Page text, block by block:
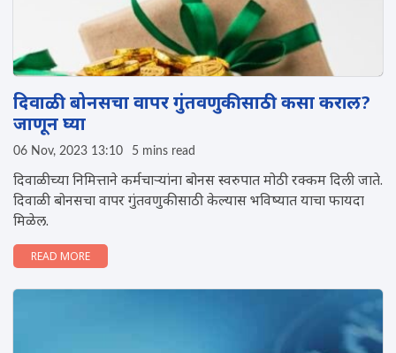
दिवाळी बोनसचा वापर गुंतवणुकीसाठी कसा कराल?
जाणून घ्या
06 Nov, 2023 13:10 5 mins read
दिवाळीच्या निमित्ताने कर्मचाऱ्यांना बोनस स्वरुपात मोठी रक्कम दिली जाते.
दिवाळी बोनसचा वापर गुंतवणुकीसाठी केल्यास भविष्यात याचा फायदा
मिळेल.
READ MORE